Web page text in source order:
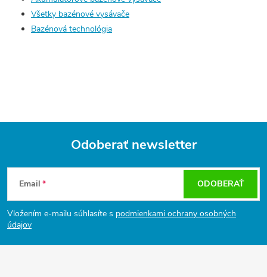
Všetky bazénové vysávače
Bazénová technológia
e
Odoberať newsletter
Email
Vložením e-mailu súhlasíte s podmienkami ochrany osobných
údajov
ODOBERAŤ